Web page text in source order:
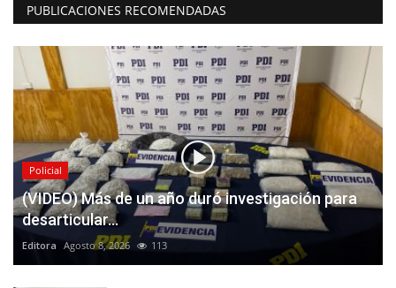
PUBLICACIONES RECOMENDADAS
Policial
(VIDEO) Más de un año duró investigación para
desarticular...
Editora Agosto 8, 2026 113